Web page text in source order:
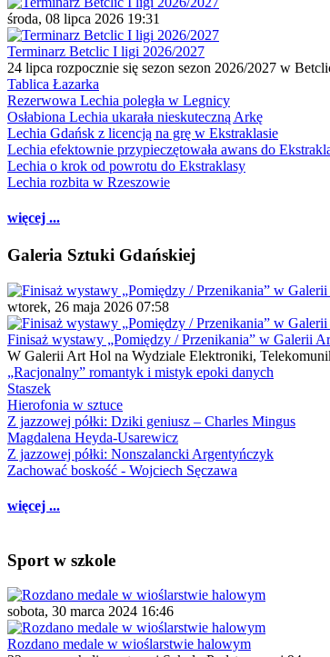
środa, 08 lipca 2026 19:31
Terminarz Betclic I ligi 2026/2027
24 lipca rozpocznie się sezon sezon 2026/2027 w
Tablica Łazarka
Rezerwowa Lechia poległa w Legnicy
Osłabiona Lechia ukarała nieskuteczną Arkę
Lechia Gdańsk z licencją na grę w Ekstraklasie
Lechia efektownie przypieczętowała awans do
Lechia o krok od powrotu do Ekstraklasy
Lechia rozbita w Rzeszowie
więcej ...
Galeria Sztuki Gdańskiej
wtorek, 26 maja 2026 07:58
Finisaż wystawy „Pomiędzy / Przenikania” w Galerii
W Galerii Art Hol na Wydziale Elektroniki,
„Racjonalny” romantyk i mistyk epoki danych
Staszek
Hierofonia w sztuce
Z jazzowej półki: Dziki geniusz – Charles Mingus
Magdalena Heyda-Usarewicz
Z jazzowej półki: Nonszalancki Argentyńczyk
Zachować boskość - Wojciech Sęczawa
więcej ...
Sport w szkole
sobota, 30 marca 2024 16:46
Rozdano medale w wioślarstwie halowym